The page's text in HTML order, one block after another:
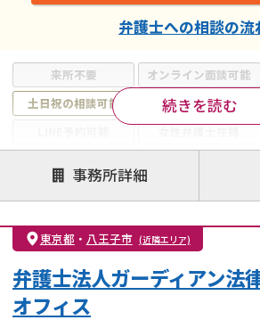
来所不要 オンライン面談可能
土日祝の相談可能
19時以降電話可能
注力案件
離婚前相談
離婚調停
親権・面会交流権
DV
不貞・不倫慰謝料請求
国際離婚
財産分与
内縁の夫婦
続きを読む
弁護士への相談の流
事務所詳細
東京都 ・ 八王子市 (近隣エリア)
弁護士法人ガーディアン法
オフィス